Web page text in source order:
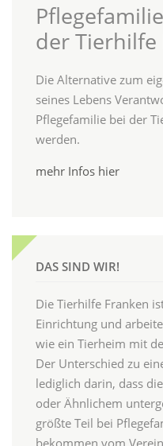
der Tierhilfe
Die Alternative zum
seines Lebens
Pflegefamilie bei der
werden.
mehr Infos hier
DAS SIND WIR!
Die Tierhilfe Franken
Einrichtung und
wie ein Tierheim mit
Der Unterschied zu
lediglich darin, dass
oder Ähnlichem
größte Teil bei